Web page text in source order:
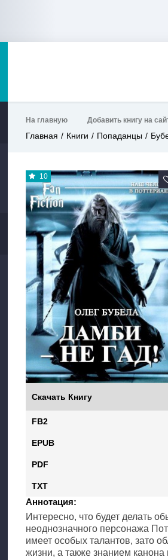
На главную Добавить книгу на
Главная Книги Попаданцы
10
Скачать Книгу
FB2
EPUB
PDF
TXT
Аннотация:
Интересно, что будет делать
неоднозначного персонажа
имеет особых талантов, зато
жизни, а также знанием